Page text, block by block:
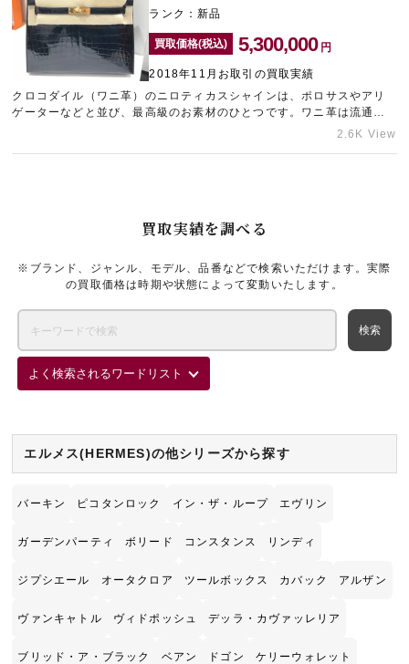
買取実績を調べる
※ブランド、ジャンル、モデル、品番などで検索いただけます。実際
の買取価格は時期や状態によって変動いたします。
よく検索されるワードリスト
エルメス(HERMES)の他シリーズから探す
バーキン ピコタンロック イン・ザ・ループ エヴリン
ガーデンパーティ ボリード コンスタンス リンディ
ジプシエール オータクロア ツールボックス カバック アルザン
ヴァンキャトル ヴィドポッシュ デッラ・カヴァッレリア
ブリッド・ア・ブラック ベアン ドゴン ケリーウォレット
ランク：新品
買取価格(税込) 5,300,000 円
2018年11月お取引の買取実績
クロコダイル（ワニ革）のニロティカスシャインは、ポロサスやアリ
ゲーターなどと並び、最高級のお素材のひとつです。ワニ革は流通量
が少なく、バッグの中でも最高峰といわれておりセレブの間ではお求
2.6K View